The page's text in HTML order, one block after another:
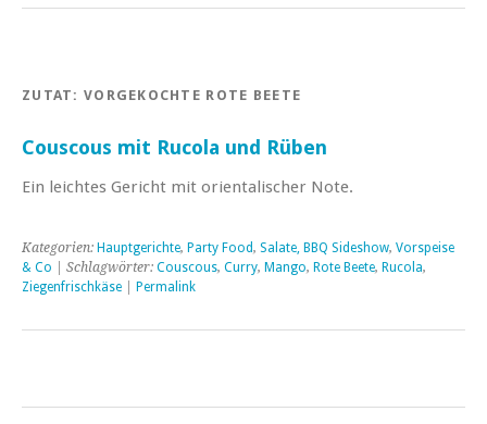
ZUTAT: VORGEKOCHTE ROTE BEETE
Couscous mit Rucola und Rüben
Ein leichtes Gericht mit orientalischer Note.
Kategorien: Hauptgerichte, Party Food, Salate, BBQ Sideshow, Vorspeise
& Co | Schlagwörter: Couscous, Curry, Mango, Rote Beete, Rucola,
Ziegenfrischkäse
Permalink